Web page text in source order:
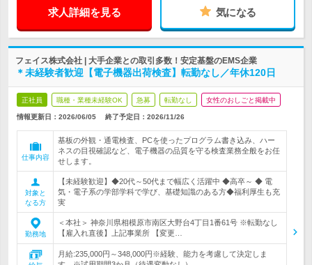
求人詳細を見る 気になる
フェイス株式会社 | 大手企業との取引多数！安定基盤のEMS企業
＊未経験者歓迎【電子機器出荷検査】転勤なし／年休120日
正社員 職種・業種未経験OK 急募 転勤なし 女性のおしごと掲載中
情報更新日：2026/06/05 終了予定日： 2026/11/26
仕事内容
基板の外観・通電検査、PCを使ったプログラム書き込み、ハー
ネスの目視確認など、電子機器の品質を守る検査業務全般をお任
せします。
対象と
なる方
【未経験歓迎】◆20代～50代まで幅広く活躍中 ◆高卒～ ◆ 電
気・電子系の学部学科で学び、基礎知識のある方◆福利厚生も充
実
勤務地
＜本社＞ 神奈川県相模原市南区大野台4丁目1番61号 ※転勤なし
【雇入れ直後】上記事業所 【変更…
月給:235,000円～348,000円※経験、能力を考慮して決定しま